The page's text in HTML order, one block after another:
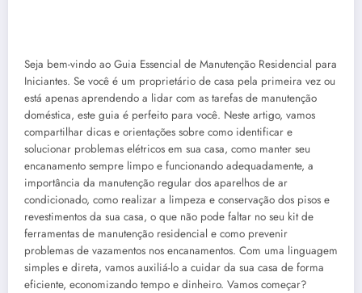
Seja bem-vindo ao Guia Essencial de Manutenção Residencial para
Iniciantes. Se você é um proprietário de casa pela primeira vez ou
está apenas aprendendo a lidar com as tarefas de manutenção
doméstica, este guia é perfeito para você. Neste artigo, vamos
compartilhar dicas e orientações sobre como identificar e
solucionar problemas elétricos em sua casa, como manter seu
encanamento sempre limpo e funcionando adequadamente, a
importância da manutenção regular dos aparelhos de ar
condicionado, como realizar a limpeza e conservação dos pisos e
revestimentos da sua casa, o que não pode faltar no seu kit de
ferramentas de manutenção residencial e como prevenir
problemas de vazamentos nos encanamentos. Com uma linguagem
simples e direta, vamos auxiliá-lo a cuidar da sua casa de forma
eficiente, economizando tempo e dinheiro. Vamos começar?